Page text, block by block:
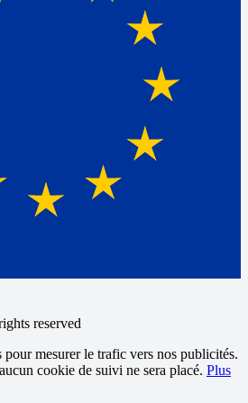
reserved
mesurer le trafic vers nos publicités.
cookie de suivi ne sera placé. Plus